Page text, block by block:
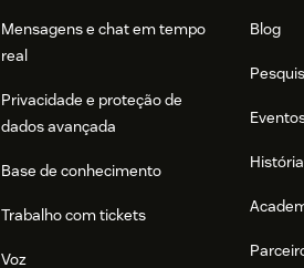
Mensagens e chat em tempo
real
Privacidade e proteção de
dados avançada
Base de conhecimento
Trabalho com tickets
Voz
Blog